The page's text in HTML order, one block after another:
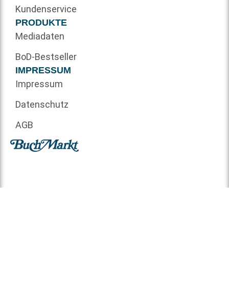
Kundenservice
PRODUKTE
Mediadaten
BoD-Bestseller
IMPRESSUM
Impressum
Datenschutz
AGB